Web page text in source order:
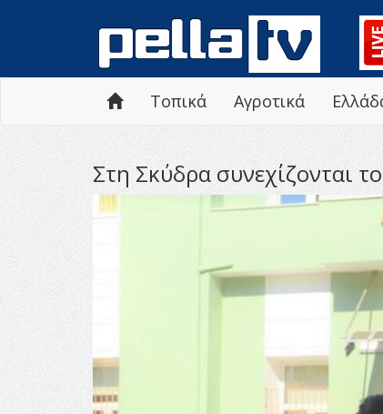
Τοπικά Αγροτικά
Στη Σκύδρα συνεχίζονται